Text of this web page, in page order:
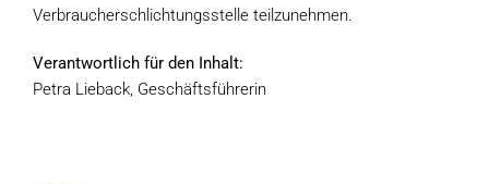
Verbraucherschlichtungsstelle teilzunehmen.
Verantwortlich für den Inhalt:
Petra Lieback, Geschäftsführerin